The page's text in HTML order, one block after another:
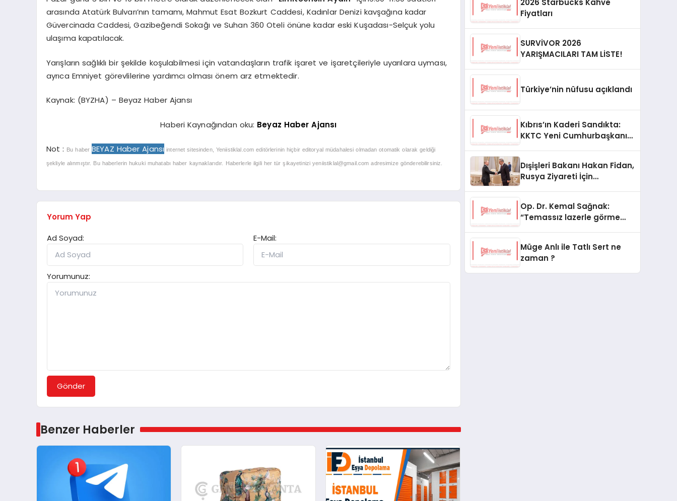
arasında Atatürk Bulvarı’nın tamamı, Mahmut Esat Bozkurt Caddesi, Kadınlar Denizi kavşağına kadar
Güvercinada Caddesi, Gazibeğendi Sokağı ve Suhan 360 Oteli önüne kadar eski Kuşadası-Selçuk yolu
ulaşıma kapatılacak.
Yarışların sağlıklı bir şekilde koşulabilmesi için vatandaşların trafik işaret ve işaretçileriyle uyarılara uyması,
ayrıca Emniyet görevlilerine yardımcı olması önem arz etmektedir.
Kaynak: (BYZHA) – Beyaz Haber Ajansı
Haberi Kaynağından oku: Beyaz Haber Ajansı
Not : Bu haber BEYAZ Haber Ajansı internet sitesinden, Yeniistiklal.com editörlerinin hiçbir editoryal müdahalesi olmadan otomatik olarak geldiği
şekliyle alınmıştır. Bu haberlerin hukuki muhatabı haber kaynaklarıdır. Haberlerle ilgili her tür şikayetiniziyeniistiklal@gmail.com adresimize gönderebilirsiniz.
Yorum Yap
Ad Soyad:
E-Mail:
Yorumunuz:
Gönder
Benzer Haberler
2026 Starbucks Kahve
Fiyatları
SURVİVOR 2026
YARIŞMACILARI TAM LİSTE!
Türkiye’nin nüfusu açıklandı
Kıbrıs’ın Kaderi Sandıkta:
KKTC Yeni Cumhurbaşkanını
Dışişleri Bakanı Hakan Fidan,
Rusya Ziyareti İçin
Op. Dr. Kemal Sağnak:
“Temassız lazerle görme
Müge Anlı ile Tatlı Sert ne
zaman ?